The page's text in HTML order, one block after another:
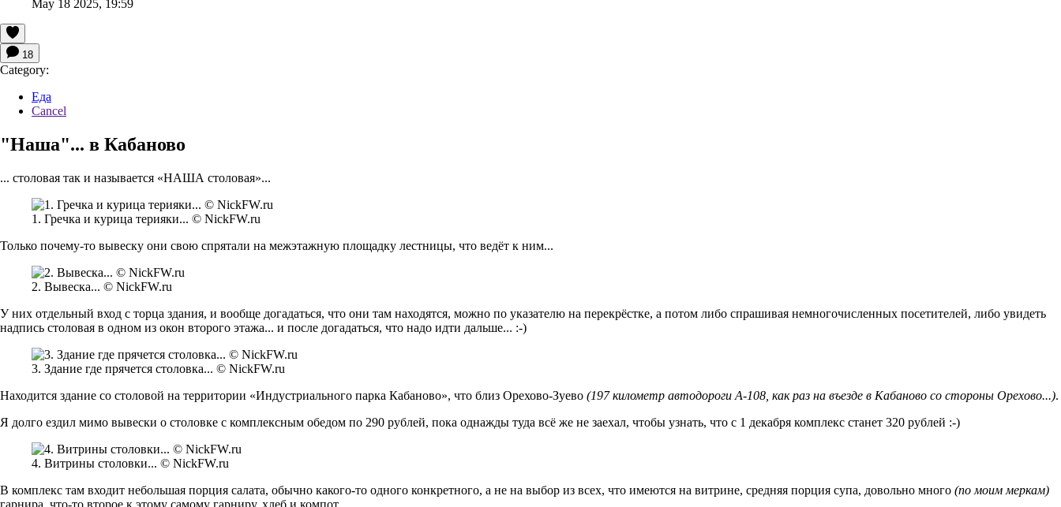
May 18 2025, 19:59
18
Category:
Еда
Cancel
"Наша"... в Кабаново
... столовая так и называется «НАША столовая»...
1. Гречка и курица терияки... © NickFW.ru
Только почему-то вывеску они свою спрятали на межэтажную площадку лестницы, что ведёт к ним...
2. Вывеска... © NickFW.ru
У них отдельный вход с торца здания, и вообще догадаться, что они там находятся, можно по указателю на перекрёстке, а потом либо спрашивая немногочисленных посетителей, либо увидеть
надпись столовая в одном из окон второго этажа... и после догадаться, что надо идти дальше... :-)
3. Здание где прячется столовка... © NickFW.ru
Находится здание со столовой на территории «Индустриального парка Кабаново», что близ Орехово-Зуево (197 километр автодороги А-108, как раз на въезде в Кабаново со стороны Орехово...).
Я долго ездил мимо вывески о столовке с комплексным обедом по 290 рублей, пока однажды туда всё же не заехал, чтобы узнать, что с 1 декабря комплекс станет 320 рублей :-)
4. Витрины столовки... © NickFW.ru
В комплекс там входит небольшая порция салата, обычно какого-то одного конкретного, а не на выбор из всех, что имеются на витрине, средняя порция супа, довольно много (по моим меркам)
гарнира, что-то второе к этому самому гарниру, хлеб и компот...